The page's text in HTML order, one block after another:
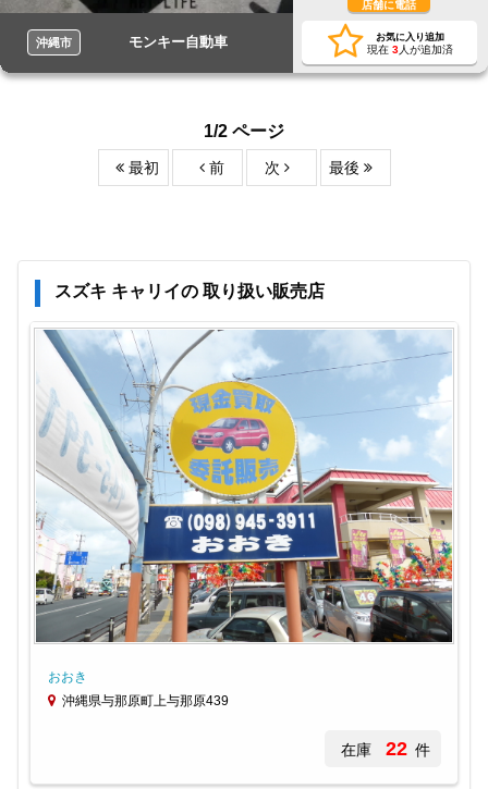
沖縄市 モンキー自動車
店舗に電話
お気に入り追加
現在 3人が追加済
1/2 ページ
最初 前 次 最後
スズキ キャリイの 取り扱い販売店
おおき
沖縄県与那原町上与那原439
在庫 22 件